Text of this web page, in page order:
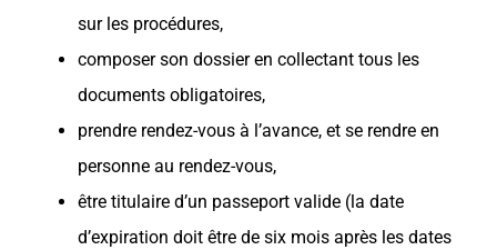
sur les procédures,
composer son dossier en collectant tous les
documents obligatoires,
prendre rendez-vous à l’avance, et se rendre en
personne au rendez-vous,
être titulaire d’un passeport valide (la date
d’expiration doit être de six mois après les dates